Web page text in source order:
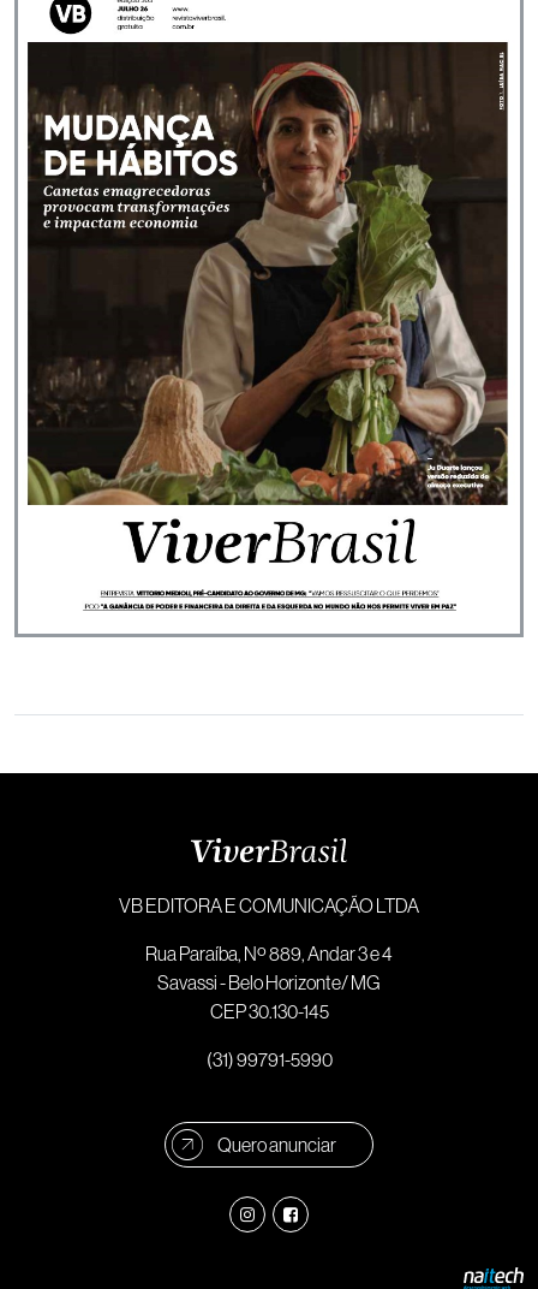
VB EDITORA E COMUNICAÇÃO LTDA
Rua Paraíba, Nº 889, Andar 3 e 4
Savassi - Belo Horizonte/ MG
CEP 30.130-145
(31) 99791-5990
Quero anunciar